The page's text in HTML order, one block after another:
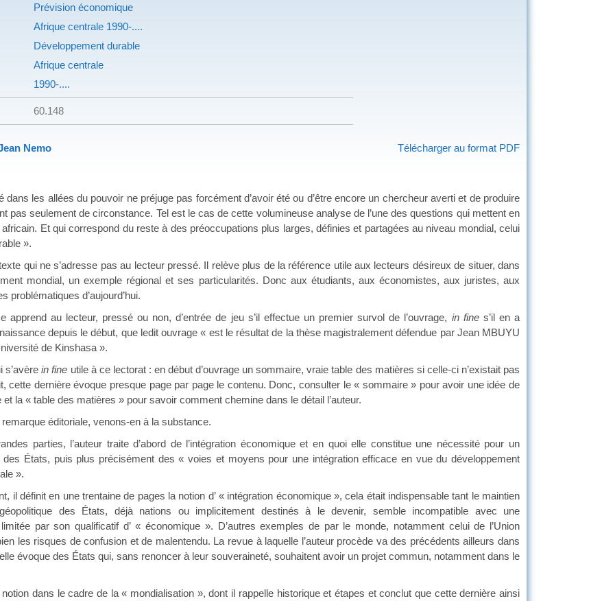
Prévision économique
Afrique centrale 1990-....
Développement durable
Afrique centrale
1990-....
60.148
Télécharger au format PDF
Nemo
les allées du pouvoir ne préjuge pas forcément d’avoir été ou d’être encore un chercheur averti et de produire
pas seulement de circonstance. Tel est le cas de cette volumineuse analyse de l’une des questions qui mettent en
africain. Et qui correspond du reste à des préoccupations plus larges, définies et partagées au niveau mondial, celui
».
ne s’adresse pas au lecteur pressé. Il relève plus de la référence utile aux lecteurs désireux de situer, dans
mondial, un exemple régional et ses particularités. Donc aux étudiants, aux économistes, aux juristes, aux
problématiques d’aujourd’hui.
au lecteur, pressé ou non, d’entrée de jeu s’il effectue un premier survol de l’ouvrage, in fine s’il en a
depuis le début, que ledit ouvrage « est le résultat de la thèse magistralement défendue par Jean MBUYU
de Kinshasa ».
in fine utile à ce lectorat : en début d’ouvrage un sommaire, vraie table des matières si celle-ci n’existait pas
cette dernière évoque presque page par page le contenu. Donc, consulter le « sommaire » pour avoir une idée de
et la « table des matières » pour savoir comment chemine dans le détail l’auteur.
éditoriale, venons-en à la substance.
l’auteur traite d’abord de l’intégration économique et en quoi elle constitue une nécessité pour un
des États, puis plus précisément des « voies et moyens pour une intégration efficace en vue du développement
».
en une trentaine de pages la notion d’ « intégration économique », cela était indispensable tant le maintien
des États, déjà nations ou implicitement destinés à le devenir, semble incompatible avec une
par son qualificatif d’ « économique ». D’autres exemples de par le monde, notamment celui de l’Union
les risques de confusion et de malentendu. La revue à laquelle l’auteur procède va des précédents ailleurs dans
évoque des États qui, sans renoncer à leur souveraineté, souhaitent avoir un projet commun, notamment dans le
dans le cadre de la « mondialisation », dont il rappelle historique et étapes et conclut que cette dernière ainsi